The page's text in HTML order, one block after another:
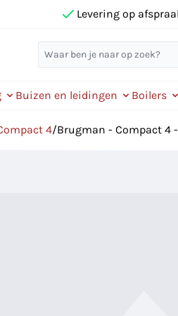
Levering op
Buizen en leidingen Boilers
4/Brugman - Compact 4